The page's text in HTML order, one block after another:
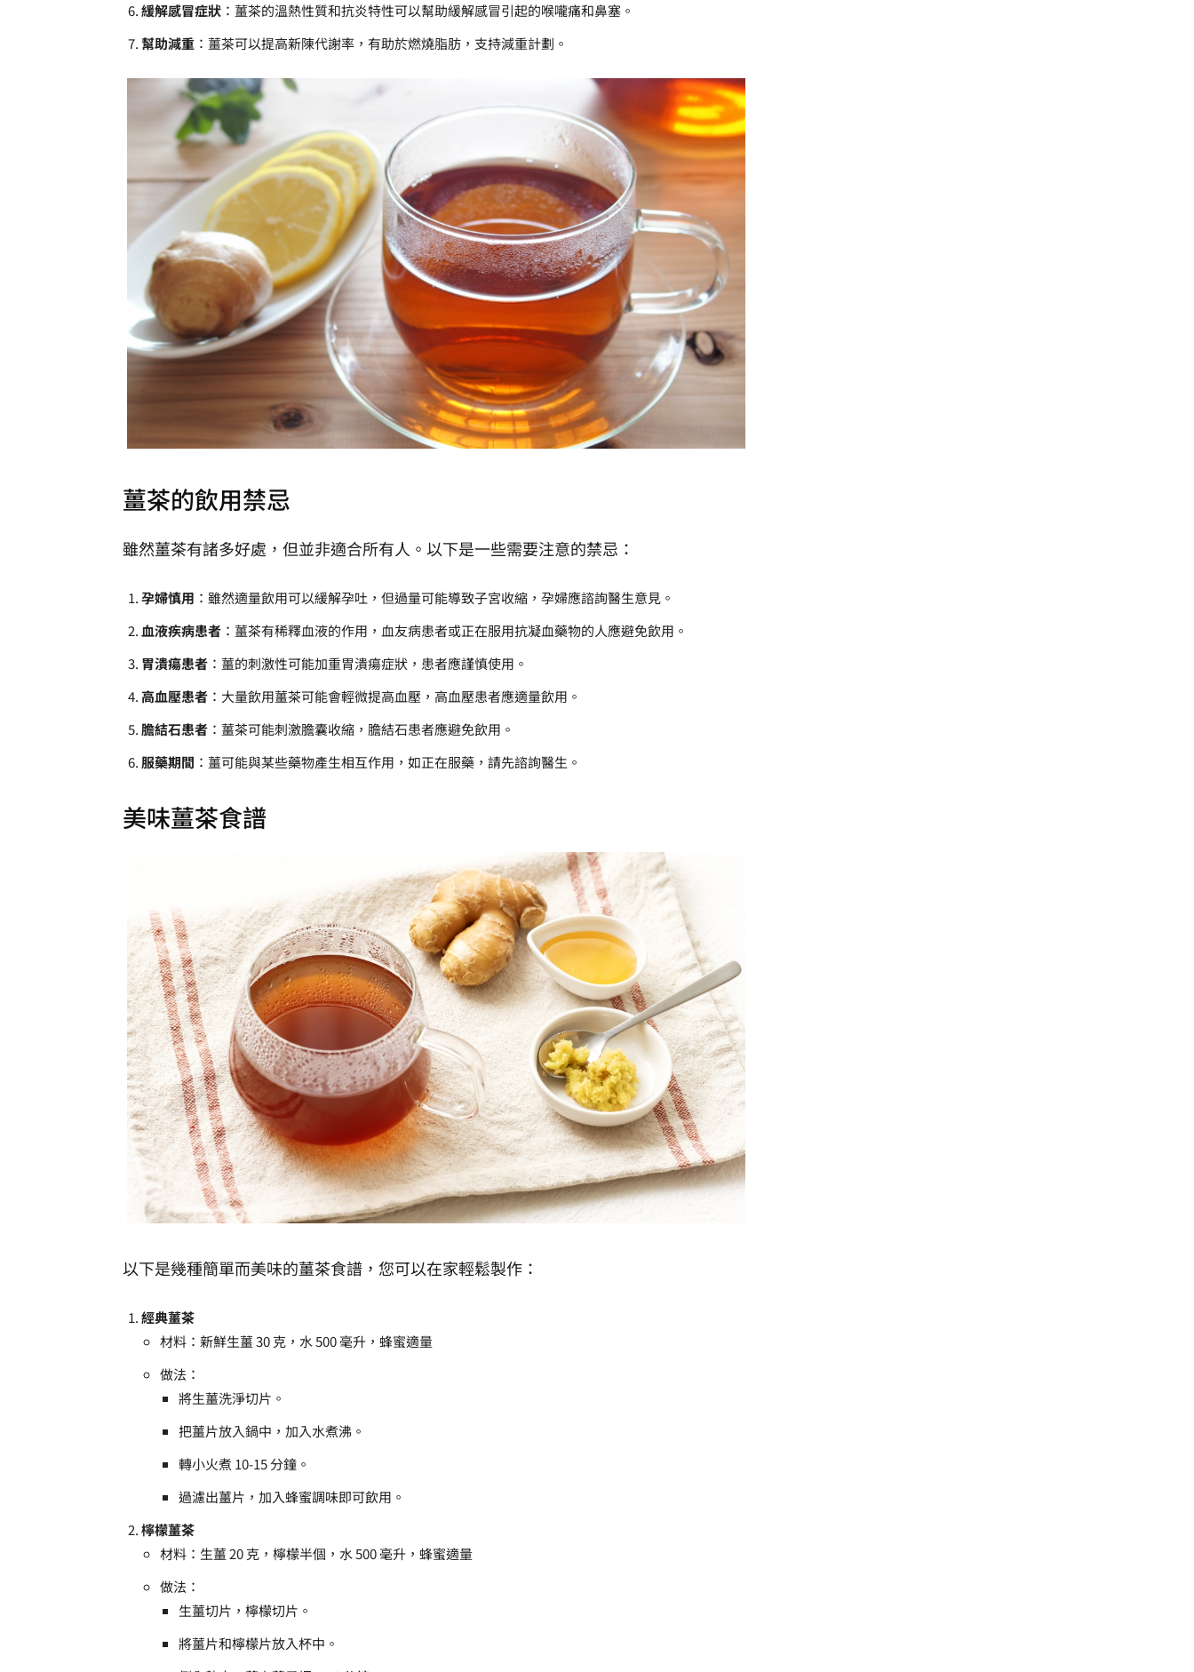
緩解感冒症狀 ：薑茶的溫熱性質和抗炎特性可以幫助緩解感冒引起的喉嚨痛和鼻塞。
幫助減重 ：薑茶可以提高新陳代謝率，有助於燃燒脂肪，支持減重計劃。
薑茶的飲用禁忌
雖然薑茶有諸多好處，但並非適合所有人。以下是一些需要注意的禁忌：
孕婦慎用 ：雖然適量飲用可以緩解孕吐，但過量可能導致子宮收縮，孕婦應諮詢醫生意見。
血液疾病患者 ：薑茶有稀釋血液的作用，血友病患者或正在服用抗凝血藥物的人應避免飲用。
胃潰瘍患者 ：薑的刺激性可能加重胃潰瘍症狀，患者應謹慎使用。
高血壓患者 ：大量飲用薑茶可能會輕微提高血壓，高血壓患者應適量飲用。
膽結石患者 ：薑茶可能刺激膽囊收縮，膽結石患者應避免飲用。
服藥期間 ：薑可能與某些藥物產生相互作用，如正在服藥，請先諮詢醫生。
美味薑茶食譜
以下是幾種簡單而美味的薑茶食譜，您可以在家輕鬆製作：
經典薑茶
材料：新鮮生薑 30 克，水 500 毫升，蜂蜜適量
做法：
將生薑洗淨切片。
把薑片放入鍋中，加入水煮沸。
轉小火煮 10-15 分鐘。
過濾出薑片，加入蜂蜜調味即可飲用。
檸檬薑茶
材料：生薑 20 克，檸檬半個，水 500 毫升，蜂蜜適量
做法：
生薑切片，檸檬切片。
將薑片和檸檬片放入杯中。